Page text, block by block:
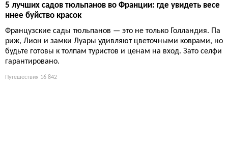
5 лучших садов тюльпанов во Франции: где увидеть весе
ннее буйство красок
Французские сады тюльпанов — это не только Голландия. Па
риж, Лион и замки Луары удивляют цветочными коврами, но
будьте готовы к толпам туристов и ценам на вход. Зато селфи
гарантировано.
Путешествия 16 842